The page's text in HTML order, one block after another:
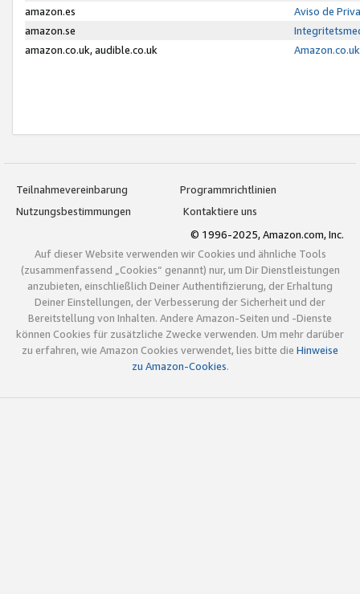
amazon.es
Aviso de
amazon.se
amazon.co.uk, audible.co.uk
Teilnahmevereinbarung
Programmrichtlinien
Nutzungsbestimmungen
Kontaktiere uns
© 1996-2025, Amazon.com, Inc.
Auf dieser Website verwenden wir Cookies und ähnliche Tools
(zusammenfassend „Cookies“ genannt) nur, um Dir Dienstleistungen
anzubieten, einschließlich Deiner Authentifizierung, der Erhaltung
Deiner Einstellungen, der Verbesserung der Sicherheit und der
Bereitstellung von Inhalten. Andere Amazon-Seiten und -Dienste
können Cookies für zusätzliche Zwecke verwenden. Um mehr darüber
zu erfahren, wie Amazon Cookies verwendet, lies bitte die Hinweise
zu Amazon-Cookies.